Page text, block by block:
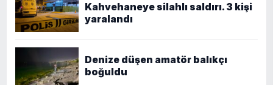
Kahvehaneye silahlı saldırı. 3 kişi
yaralandı
Denize düşen amatör balıkçı
boğuldu